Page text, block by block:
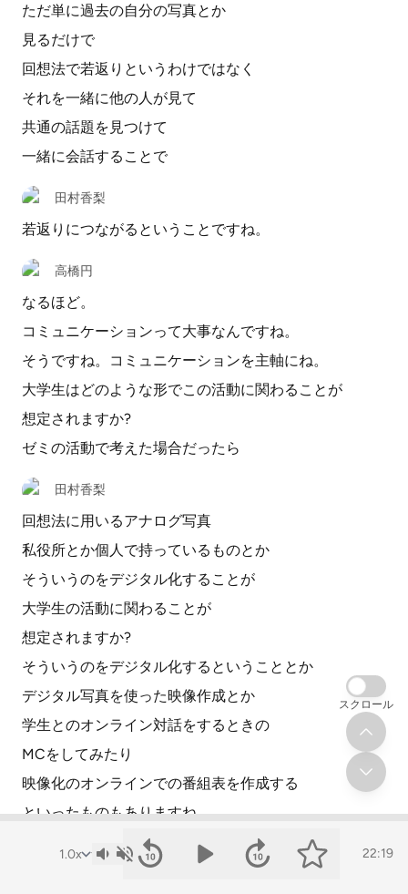
ただ単に過去の自分の写真とか
見るだけで
回想法で若返りというわけではなく
それを一緒に他の人が見て
共通の話題を見つけて
一緒に会話することで
田村香梨
若返りにつながるということですね。
高橋円
なるほど。
コミュニケーションって大事なんですね。
そうですね。コミュニケーションを主軸にね。
大学生はどのような形でこの活動に関わることが
想定されますか?
ゼミの活動で考えた場合だったら
田村香梨
回想法に用いるアナログ写真
私役所とか個人で持っているものとか
そういうのをデジタル化することが
大学生の活動に関わることが
想定されますか?
そういうのをデジタル化するということとか
デジタル写真を使った映像作成とか
学生とのオンライン対話をするときの
MCをしてみたり
映像化のオンラインでの番組表を作成する
といったものもありますね。
こういう学校で学んだことの
技術を活かす場になってくれるのも
22:19
スクロール